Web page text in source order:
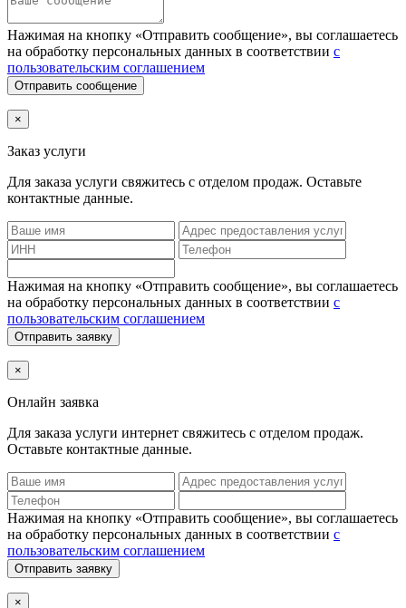
Нажимая на кнопку «Отправить сообщение», вы соглашаетесь
на обработку персональных данных в соответствии с
пользовательским соглашением
Отправить сообщение
×
Заказ услуги
Для заказа услуги свяжитесь с отделом продаж. Оставьте
контактные данные.
Нажимая на кнопку «Отправить сообщение», вы соглашаетесь
на обработку персональных данных в соответствии с
пользовательским соглашением
Отправить заявку
×
Онлайн заявка
Для заказа услуги интернет свяжитесь с отделом продаж.
Оставьте контактные данные.
Нажимая на кнопку «Отправить сообщение», вы соглашаетесь
на обработку персональных данных в соответствии с
пользовательским соглашением
Отправить заявку
×